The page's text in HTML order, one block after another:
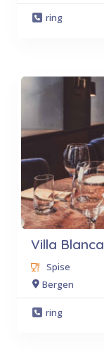
ring
Villa Blanca
Spise
Bergen
ring